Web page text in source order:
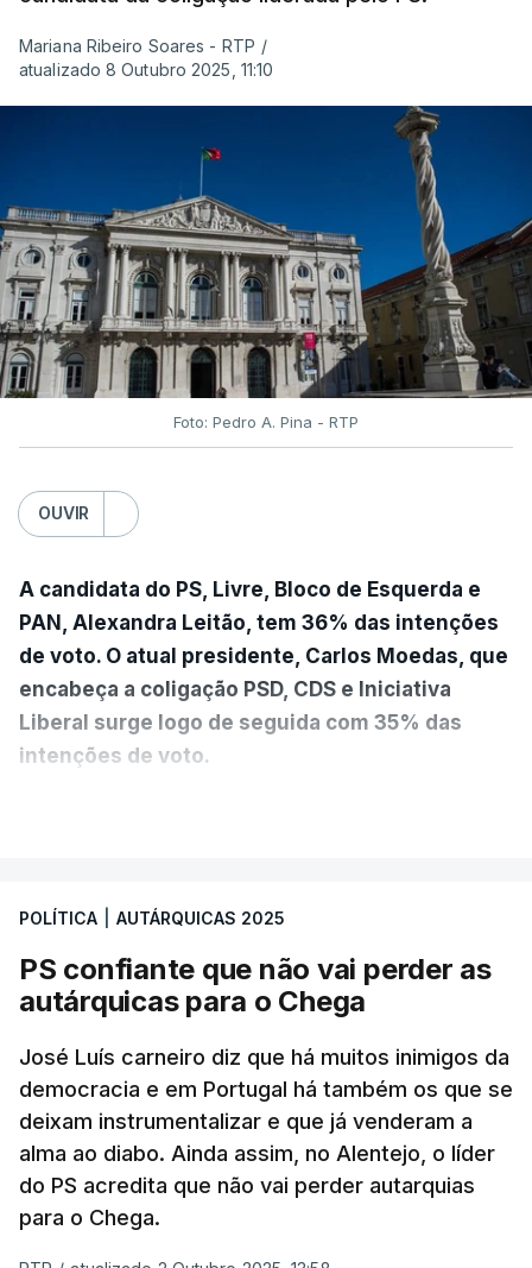
Mariana Ribeiro Soares - RTP /
atualizado 8 Outubro 2025, 11:10
Foto: Pedro A. Pina - RTP
OUVIR
A candidata do PS, Livre, Bloco de Esquerda e
PAN, Alexandra Leitão, tem 36% das intenções
de voto. O atual presidente, Carlos Moedas, que
encabeça a coligação PSD, CDS e Iniciativa
Liberal surge logo de seguida com 35% das
intenções de voto.
estar, assim, afastada na Câmara da capital.
O Chega surge como terceira força política
(12%) e a CDU como quarta (8%).
política nesta sondagem é a “Democrática Aliança
- Coligação PPM/PTP”. “Este é um resultado que
causa surpresa e merece ser destacado”, lê-se no
relatório, que ressalva que pode ser consequência
de um engano dos participantes que fizeram
confusão entre “Democrática Aliança” e “Aliança
POLÍTICA AUTÁRQUICAS 2025
PS confiante que não vai perder as
autárquicas para o Chega
José Luís carneiro diz que há muitos inimigos da
democracia e em Portugal há também os que se
deixam instrumentalizar e que já venderam a
alma ao diabo. Ainda assim, no Alentejo, o líder
do PS acredita que não vai perder autarquias
para o Chega.